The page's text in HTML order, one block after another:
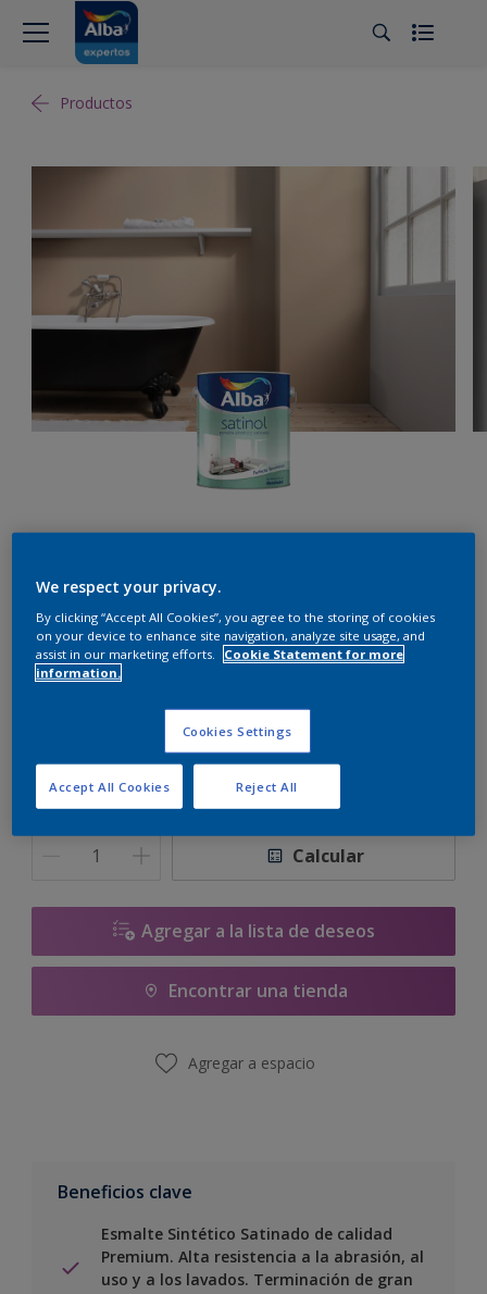
Productos
Syrup Hint
Cambiar de color
3.6 L
Cantidad Calculadora de pintura
Calcular
Agregar a la lista de deseos
Encontrar una tienda
Agregar a espacio
Beneficios clave
Esmalte Sintético Satinado de calidad
Premium. Alta resistencia a la abrasión, al
uso y a los lavados. Terminación de gran
We respect your privacy.
By clicking “Accept All Cookies”, you agree to the storing of cookies
on your device to enhance site navigation, analyze site usage, and
assist in our marketing efforts.
Cookie Statement for more
information.
Cookies Settings
Reject All
Accept All Cookies